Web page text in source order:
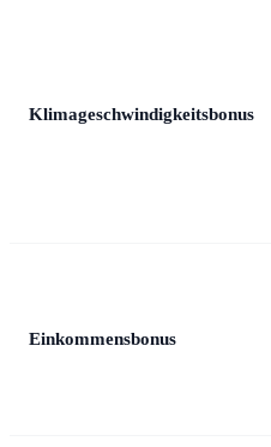
Klimageschwindigkeitsbonus
Einkommensbonus